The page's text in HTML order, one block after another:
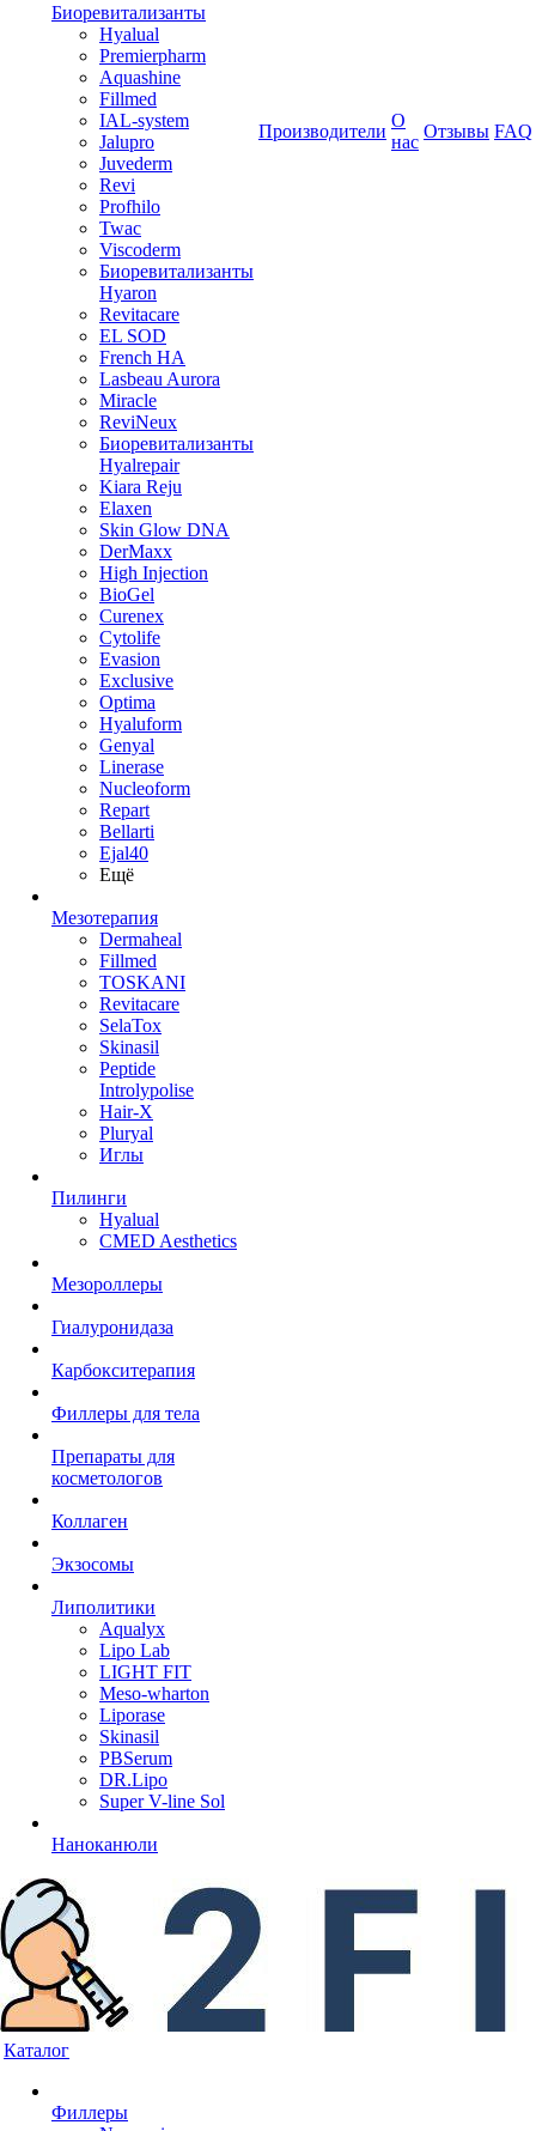
Биоревитализанты
Hyalual
Premierpharm
Aquashine
Fillmed
IAL-system
Jalupro
Juvederm
Revi
Profhilo
Twac
Viscoderm
Биоревитализанты
Hyaron
Revitacare
EL SOD
French HA
Lasbeau Aurora
Miracle
ReviNeux
Биоревитализанты
Hyalrepair
Kiara Reju
Elaxen
Skin Glow DNA
DerMaxx
High Injection
BioGel
Curenex
Cytolife
Evasion
Exclusive
Optima
Hyaluform
Genyal
Linerase
Nucleoform
Repart
Bellarti
Ejal40
Ещё
Мезотерапия
Dermaheal
Fillmed
TOSKANI
Revitacare
SelaTox
Skinasil
Peptide
Introlypolise
Hair-X
Pluryal
Иглы
Пилинги
Hyalual
CMED Aesthetics
Мезороллеры
Гиалуронидаза
Карбокситерапия
Филлеры для тела
Препараты для
косметологов
Коллаген
Экзосомы
Липолитики
Aqualyx
Lipo Lab
LIGHT FIT
Meso-wharton
Liporase
Skinasil
PBSerum
DR.Lipo
Super V-line Sol
Наноканюли
Производители
О
нас
Отзывы FAQ
Каталог
Филлеры